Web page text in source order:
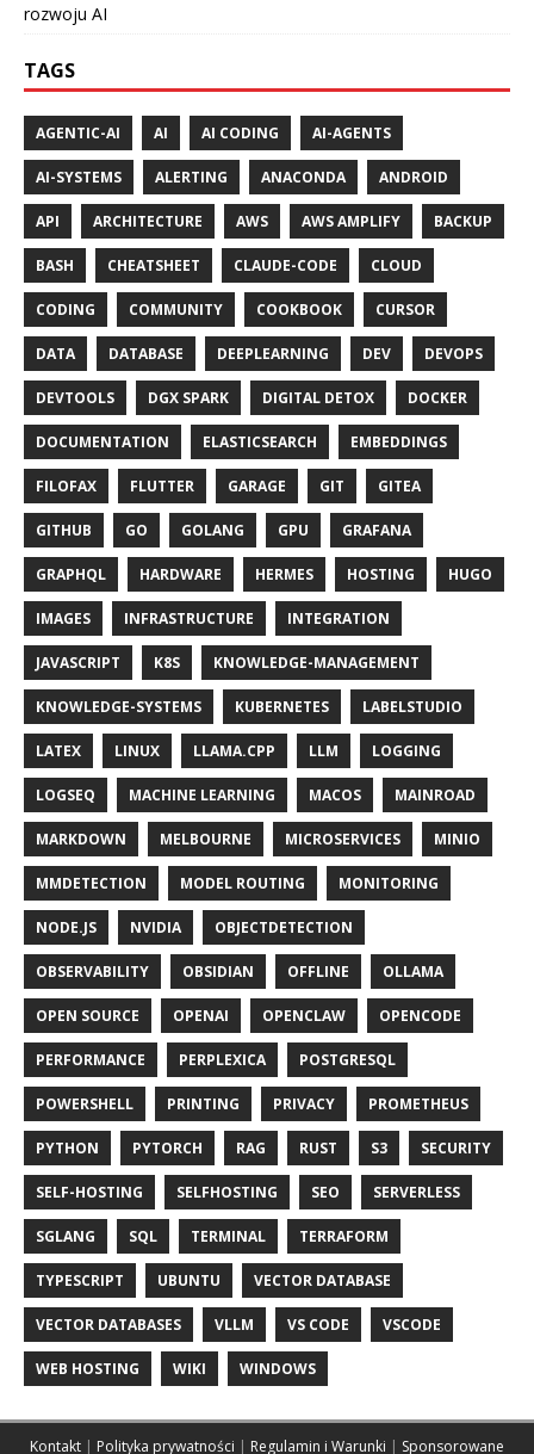
rozwoju AI
TAGS
AGENTIC-AI AI AI CODING AI-AGENTS
AI-SYSTEMS ALERTING ANACONDA ANDROID
API ARCHITECTURE AWS AWS AMPLIFY BACKUP
BASH CHEATSHEET CLAUDE-CODE CLOUD
CODING COMMUNITY COOKBOOK CURSOR
DATA DATABASE DEEPLEARNING DEV DEVOPS
DEVTOOLS DGX SPARK DIGITAL DETOX DOCKER
DOCUMENTATION ELASTICSEARCH EMBEDDINGS
FILOFAX FLUTTER GARAGE GIT GITEA
GITHUB GO GOLANG GPU GRAFANA
GRAPHQL HARDWARE HERMES HOSTING HUGO
IMAGES INFRASTRUCTURE INTEGRATION
JAVASCRIPT K8S KNOWLEDGE-MANAGEMENT
KNOWLEDGE-SYSTEMS KUBERNETES LABELSTUDIO
LATEX LINUX LLAMA.CPP LLM LOGGING
LOGSEQ MACHINE LEARNING MACOS MAINROAD
MARKDOWN MELBOURNE MICROSERVICES MINIO
MMDETECTION MODEL ROUTING MONITORING
NODE.JS NVIDIA OBJECTDETECTION
OBSERVABILITY OBSIDIAN OFFLINE OLLAMA
OPEN SOURCE OPENAI OPENCLAW OPENCODE
PERFORMANCE PERPLEXICA POSTGRESQL
POWERSHELL PRINTING PRIVACY PROMETHEUS
PYTHON PYTORCH RAG RUST S3 SECURITY
SELF-HOSTING SELFHOSTING SEO SERVERLESS
SGLANG SQL TERMINAL TERRAFORM
TYPESCRIPT UBUNTU VECTOR DATABASE
VECTOR DATABASES VLLM VS CODE VSCODE
WEB HOSTING WIKI WINDOWS
Kontakt | Polityka prywatności | Regulamin i Warunki | Sponsorowane